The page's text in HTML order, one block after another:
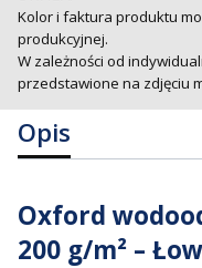
Kolor i faktura produktu
produkcyjnej.
W zależności od
przedstawione na zdjęciu
Opis
Oxford
200 g/m² –